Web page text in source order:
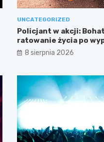
UNCATEGORIZED
Policjant w akcji:
ratowanie życia po
Mokotowie
8 sierpnia 2026